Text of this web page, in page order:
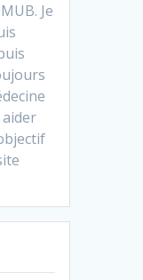
Je